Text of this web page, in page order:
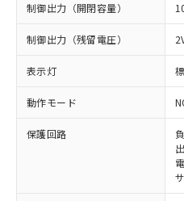
制御出力（開閉容量）
制御出力（残留電圧）
表示灯
動作モード
保護回路※1 対応状況
対応済み：EU
非含有に対応した製